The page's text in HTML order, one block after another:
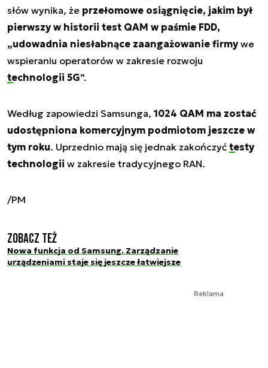
słów wynika, że przełomowe osiągnięcie, jakim był
pierwszy w historii test QAM w paśmie FDD,
„udowadnia niesłabnące zaangażowanie firmywe
wspieraniu operatorów w zakresie rozwoju
technologii 5G”.
Według zapowiedzi Samsunga, 1024 QAM ma zostać
udostępniona komercyjnym podmiotom jeszcze w
tym roku. Uprzednio mają się jednak zakończyć testy
technologii w zakresie tradycyjnego RAN.
/PM
Zobacz też
Nowa funkcja od Samsung. Zarządzanie
urządzeniami staje się jeszcze łatwiejsze
Reklama